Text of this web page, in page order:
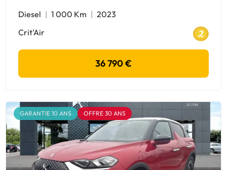
Diesel 1 000 Km
2023
Crit'Air
36 790 €
GARANTIE 10 ANS OFFRE 30 ANS